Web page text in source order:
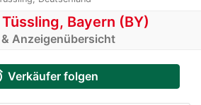
Bayern (BY)
Anzeigenübersicht
Verkäufer folgen